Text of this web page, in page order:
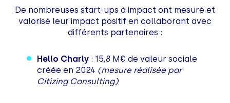
De nombreuses start-ups à impact ont mesuré et
valorisé leur impact positif en collaborant avec
différents partenaires :
Hello Charly : 15,8 M€ de valeur sociale
créée en 2024 (mesure réalisée par
Citizing Consulting)